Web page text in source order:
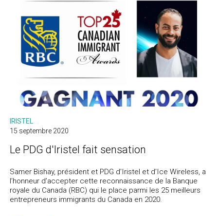
IRISTEL
15 septembre 2020
Le PDG d'Iristel fait sensation
Samer Bishay, président et PDG d’Iristel et d’Ice Wireless, a
l’honneur d’accepter cette reconnaissance de la Banque
royale du Canada (RBC) qui le place parmi les 25 meilleurs
entrepreneurs immigrants du Canada en 2020.